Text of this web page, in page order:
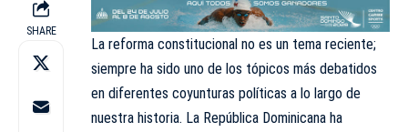
SHARE
La reforma constitucional no es un tema reciente;
siempre ha sido uno de los tópicos más debatidos
en diferentes coyunturas políticas a lo largo de
nuestra historia. La República Dominicana ha